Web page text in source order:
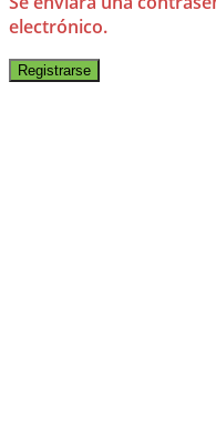
electrónico.
Registrarse